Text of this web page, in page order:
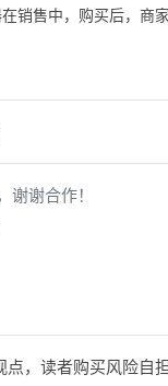
销售中，购买后，商
谢合作！
，读者购买风险自